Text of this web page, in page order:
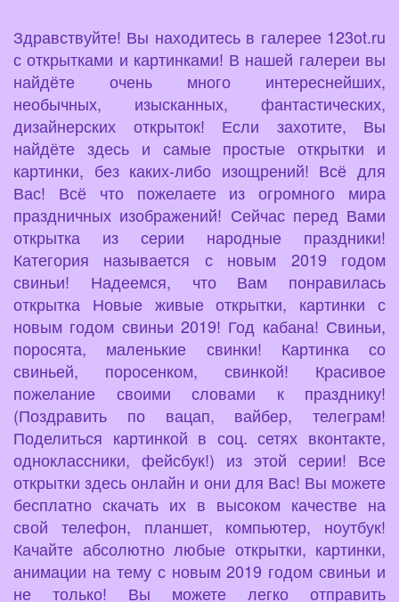
Здравствуйте! Вы находитесь в галерее 123ot.ru
с открытками и картинками! В нашей галереи вы
найдёте очень много интереснейших,
необычных, изысканных, фантастических,
дизайнерских открыток! Если захотите, Вы
найдёте здесь и самые простые открытки и
картинки, без каких-либо изощрений! Всё для
Вас! Всё что пожелаете из огромного мира
праздничных изображений! Сейчас перед Вами
открытка из серии народные праздники!
Категория называется с новым 2019 годом
свиньи! Надеемся, что Вам понравилась
открытка Новые живые открытки, картинки с
новым годом свиньи 2019! Год кабана! Свиньи,
поросята, маленькие свинки! Картинка со
свиньей, поросенком, свинкой! Красивое
пожелание своими словами к празднику!
(Поздравить по вацап, вайбер, телеграм!
Поделиться картинкой в соц. сетях вконтакте,
одноклассники, фейсбук!) из этой серии! Все
открытки здесь онлайн и они для Вас! Вы можете
бесплатно скачать их в высоком качестве на
свой телефон, планшет, компьютер, ноутбук!
Качайте абсолютно любые открытки, картинки,
анимации на тему с новым 2019 годом свиньи и
не только! Вы можете легко отправить